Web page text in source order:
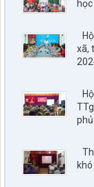
xã,
phủ